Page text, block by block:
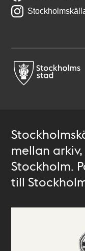
mellan
Stockholm.
till